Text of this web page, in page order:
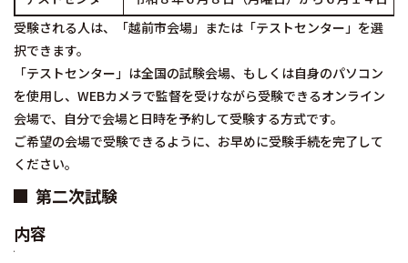
受験される人は、「越前市会場」または「テストセンター」を選
択できます。
「テストセンター」は全国の試験会場、もしくは自身のパソコン
を使用し、WEBカメラで監督を受けながら受験できるオンライン
会場で、自分で会場と日時を予約して受験する方式です。
ご希望の会場で受験できるように、お早めに受験手続を完了して
ください。
第二次試験
内容